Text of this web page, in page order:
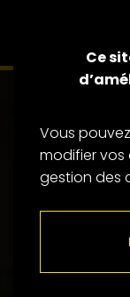
Ce
Vous
modifier vos
gestion des